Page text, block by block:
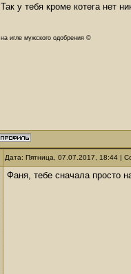
Так у тебя кроме котега нет
на игле мужского одобрения ©
Дата: Пятница, 07.07.2017, 18:44 |
Фаня, тебе сначала просто